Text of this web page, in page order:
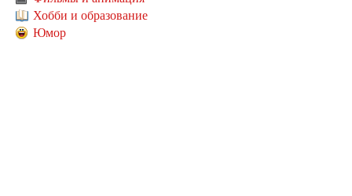
Хобби и образование
Юмор